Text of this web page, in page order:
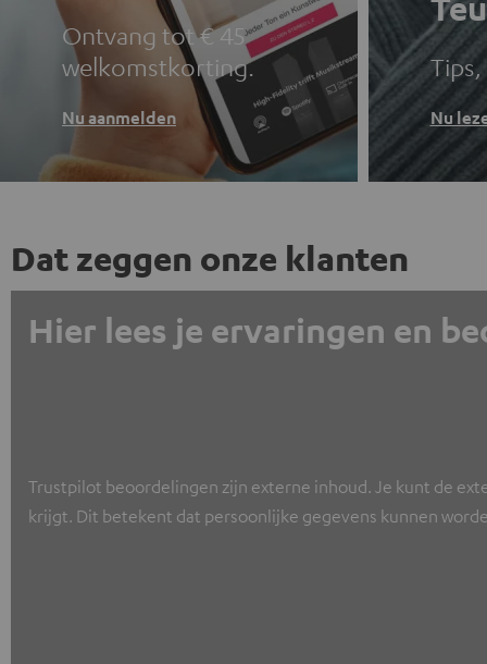
Ontvang tot € 45
welkomstkorting.
Nu aanmelden Nu
Dat zeggen onze klanten
Hier lees je ervaringen en
Trustpilot beoordelingen zijn externe inhoud. Je kunt de
krijgt. Dit betekent dat persoonlijke gegevens kunnen